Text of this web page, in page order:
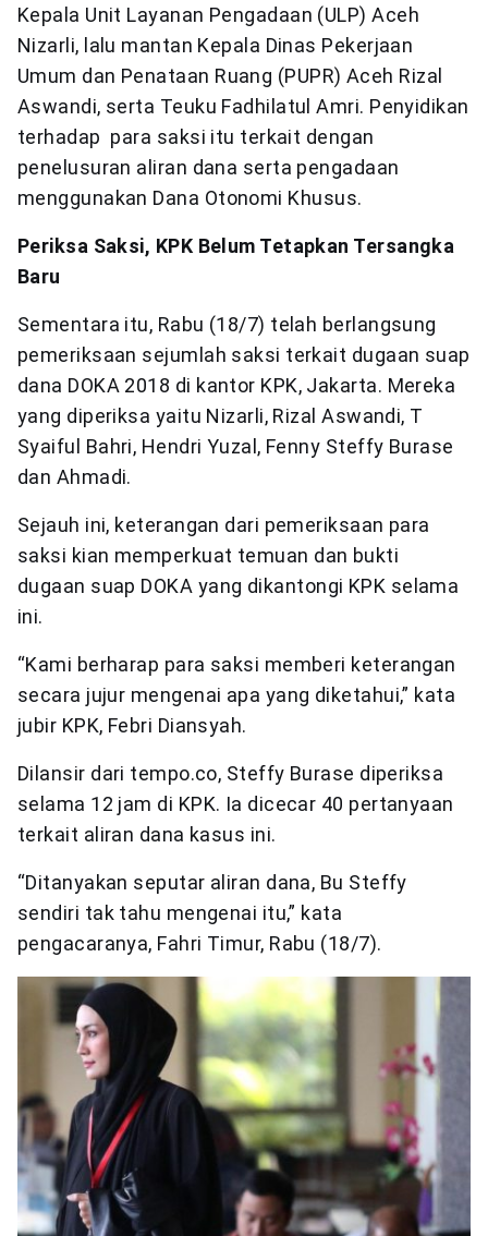
Kepala Unit Layanan Pengadaan (ULP) Aceh
Nizarli, lalu mantan Kepala Dinas Pekerjaan
Umum dan Penataan Ruang (PUPR) Aceh Rizal
Aswandi, serta Teuku Fadhilatul Amri. Penyidikan
terhadap para saksi itu terkait dengan
penelusuran aliran dana serta pengadaan
menggunakan Dana Otonomi Khusus.
Periksa Saksi, KPK Belum Tetapkan Tersangka
Baru
Sementara itu, Rabu (18/7) telah berlangsung
pemeriksaan sejumlah saksi terkait dugaan suap
dana DOKA 2018 di kantor KPK, Jakarta. Mereka
yang diperiksa yaitu Nizarli, Rizal Aswandi, T
Syaiful Bahri, Hendri Yuzal, Fenny Steffy Burase
dan Ahmadi.
Sejauh ini, keterangan dari pemeriksaan para
saksi kian memperkuat temuan dan bukti
dugaan suap DOKA yang dikantongi KPK selama
ini.
“Kami berharap para saksi memberi keterangan
secara jujur mengenai apa yang diketahui,” kata
jubir KPK, Febri Diansyah.
Dilansir dari tempo.co, Steffy Burase diperiksa
selama 12 jam di KPK. Ia dicecar 40 pertanyaan
terkait aliran dana kasus ini.
“Ditanyakan seputar aliran dana, Bu Steffy
sendiri tak tahu mengenai itu,” kata
pengacaranya, Fahri Timur, Rabu (18/7).